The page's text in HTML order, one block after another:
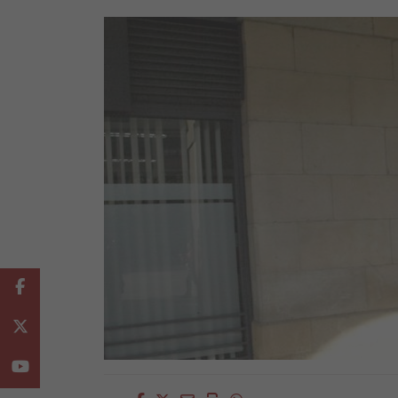
Facebook
Youtube